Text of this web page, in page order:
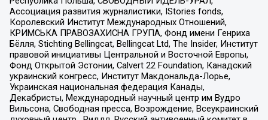
Ассоциация развития журналистики, IStories fonds,
Королевский Институт Международных Отношений,
КРИМСЬКА ПРАВОЗАХИСНА ГРУПА, Фонд имени Генриха
Бёлля, Stichting Bellingcat, Bellingcat Ltd, The Insider, Институт
правовой инициативы Центральной и Восточной Европы,
Фонд Открытой Эстонии, Calvert 22 Foundation, Канадский
украинский конгресс, Институт Макдональда-Лорье,
Украинская национальная федерация Канады,
Декабристы, Международный научный центр им Вудро
Вильсона, Свободная пресса, Возрождение, Всеукраинский